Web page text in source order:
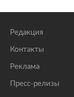
Редакция
Контакты
Реклама
Пресс-релизы